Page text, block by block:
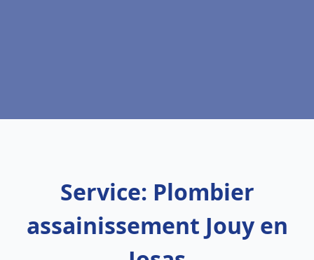
Service: Plombier
assainissement Jouy en